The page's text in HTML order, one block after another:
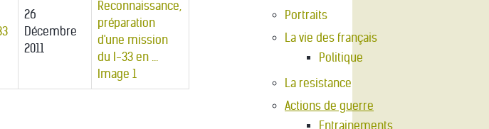
26
Décembre
2011
Portraits
La vie des français
Politique
La resistance
Actions de guerre
Entrainements